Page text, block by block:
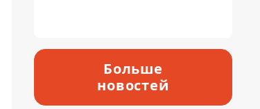
Больше
новостей